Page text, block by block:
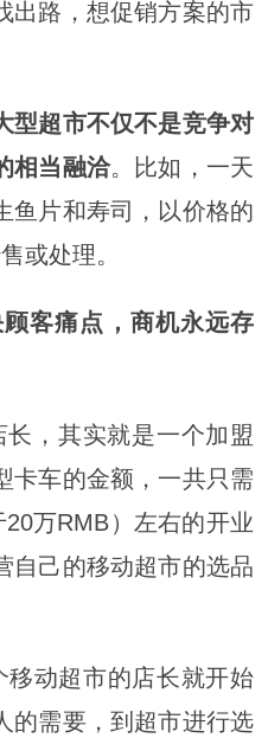
出路，想促销方案的市
型超市不仅不是竞争对
相当融洽。比如，一天
鱼片和寿司，以价格的
或处理。
客痛点，商机永远存
长，其实就是一个加盟
卡车的金额，一共只需
万RMB）左右的开业
自己的移动超市的选品
动超市的店长就开始
的需要，到超市进行选